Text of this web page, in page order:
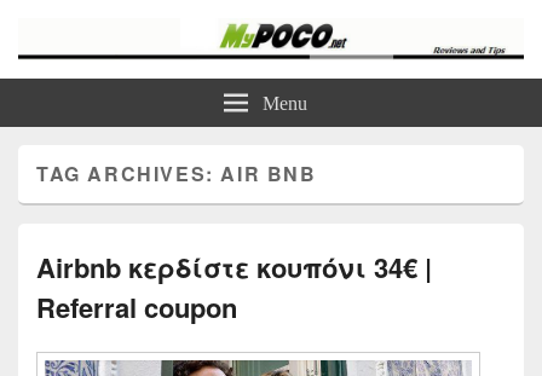
Τα καλύτερα Reviews , Συγκρίσεις , VPN , Webhosting
Menu
TAG ARCHIVES:AIR BNB
Airbnb κερδίστε κουπόνι 34€ |
Referral coupon